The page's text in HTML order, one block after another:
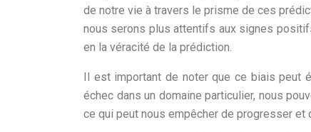
de notre vie à travers le prisme de ces
nous serons plus attentifs aux signes
en la véracité de la prédiction.
Il est important de noter que ce biais peut
échec dans un domaine particulier, nous
ce qui peut nous empêcher de progresser et